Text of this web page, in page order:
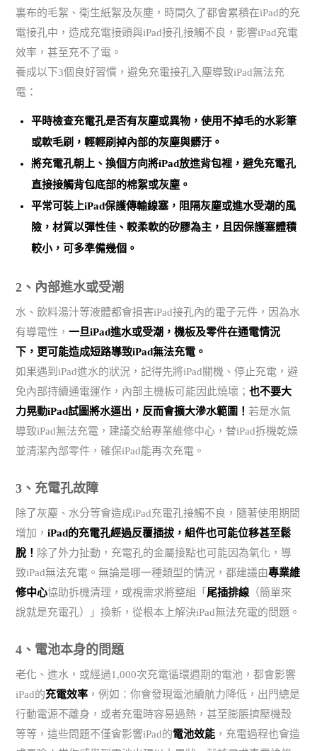
裏布的毛絮、衛生紙絮及灰塵，時間久了都會累積在iPad的充
電接孔中，造成充電接頭與iPad接孔接觸不良，影響iPad充電
效率，甚至充不了電。
養成以下3個良好習慣，避免充電接孔入塵導致iPad無法充
電：
平時檢查充電孔是否有灰塵或異物，使用不掉毛的水彩筆
或軟毛刷，輕輕刷掉內部的灰塵與髒汙。
將充電孔朝上、換個方向將iPad放進背包裡，避免充電孔
直接接觸背包底部的棉絮或灰塵。
平常可裝上iPad保護傳輸線塞，阻隔灰塵或進水受潮的風
險，材質以彈性佳、較柔軟的矽膠為主，且因保護塞體積
較小，可多準備幾個。
2、內部進水或受潮
水、飲料湯汁等液體都會損害iPad接孔內的電子元件，因為水
有導電性，一旦iPad進水或受潮，機板及零件在通電情況
下，更可能造成短路導致iPad無法充電。
如果遇到iPad進水的狀況，記得先將iPad關機、停止充電，避
免內部持續通電運作，內部主機板可能因此燒壞；也不要大
力晃動iPad試圖將水逼出，反而會擴大滲水範圍！若是水氣
導致iPad無法充電，建議交給專業維修中心，替iPad拆機乾燥
並清潔內部零件，確保iPad能再次充電。
3、充電孔故障
除了灰塵、水分等會造成iPad充電孔接觸不良，隨著使用期間
增加，iPad的充電孔經過反覆插拔，組件也可能位移甚至鬆
脫！ 除了外力扯動，充電孔的金屬接點也可能因為氧化，導
致iPad無法充電。無論是哪一種類型的情況，都建議由專業維
修中心協助拆機清理，或視需求將整組「 尾插排線 （簡單來
說就是充電孔）」換新，從根本上解決iPad無法充電的問題。
4、電池本身的問題
老化、進水，或經過1,000次充電循環週期的電池，都會影響
iPad的充電效率 ，例如：你會發現電池續航力降低，出門總是
行動電源不離身，或者充電時容易過熱，甚至膨脹擠壓機殼
等等，這些問題不僅會影響iPad的電池效能 ，充電過程也會造